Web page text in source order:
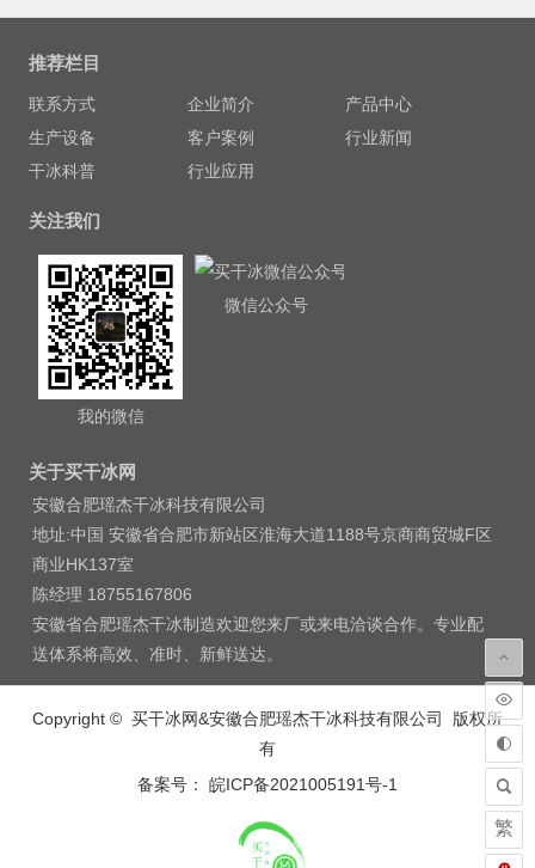
推荐栏目
联系方式 企业简介
产品中心
生产设备
客户案例
行业新闻
干冰科普
行业应用
关注我们
我的微信
微信公众号
关于买干冰网
安徽合肥瑶杰干冰科技有限公司
地址:中国 安徽省合肥市新站区淮海大道1188号京商商贸城F区
商业HK137室
陈经理 18755167806
安徽省合肥瑶杰干冰制造欢迎您来厂或来电洽谈合作。专业配
送体系将高效、准时、新鲜送达。
Copyright © 买干冰网&安徽合肥瑶杰干冰科技有限公司 版权所
有
备案号： 皖ICP备2021005191号-1
繁